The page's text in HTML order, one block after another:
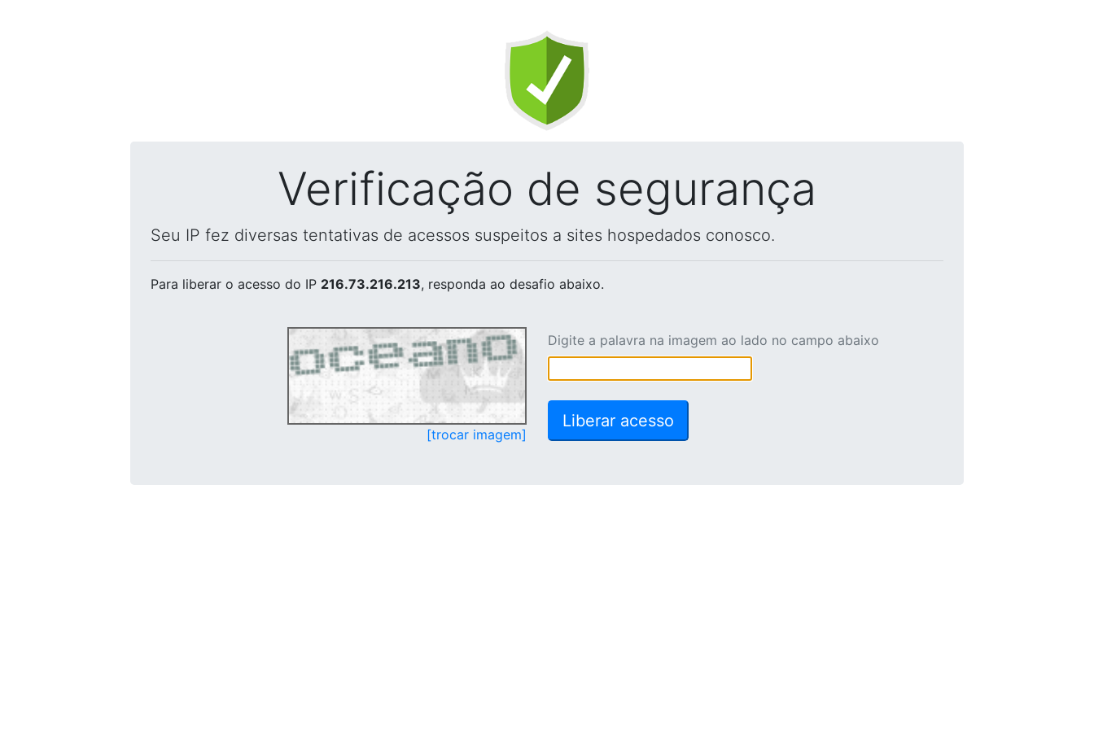
Verificação de segurança
Seu IP fez diversas tentativas de acessos suspeitos a sites hospedados conosco.
Para liberar o acesso do IP 216.73.216.213, responda ao desafio abaixo.
[trocar imagem]
Digite a palavra na imagem ao lado no campo abaixo